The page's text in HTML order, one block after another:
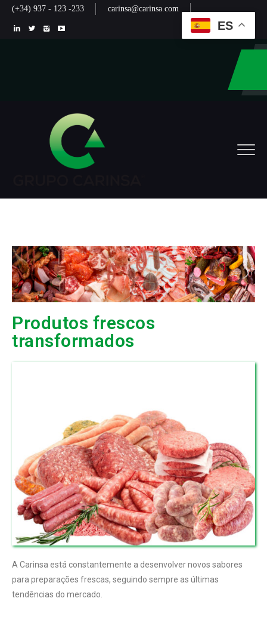
(+34) 937 - 123 -233 carinsa@carinsa.com
Produtos frescos
transformados
A Carinsa está constantemente a desenvolver novos sabores
para preparações frescas, seguindo sempre as últimas
tendências do mercado.
ES